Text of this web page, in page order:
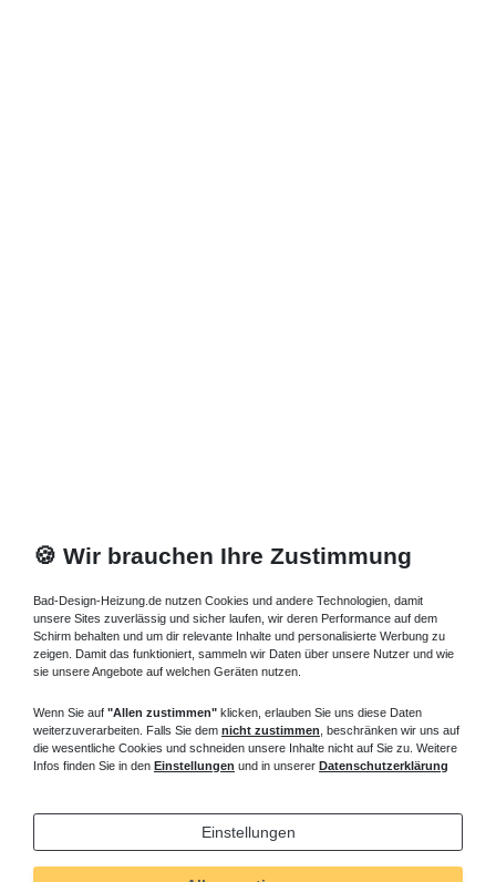
🍪 Wir brauchen Ihre Zustimmung
Bad-Design-Heizung.de nutzen Cookies und andere Technologien, damit
unsere Sites zuverlässig und sicher laufen, wir deren Performance auf dem
Schirm behalten und um dir relevante Inhalte und personalisierte Werbung zu
zeigen. Damit das funktioniert, sammeln wir Daten über unsere Nutzer und wie
sie unsere Angebote auf welchen Geräten nutzen.
Wenn Sie auf "Allen zustimmen" klicken, erlauben Sie uns diese Daten
weiterzuverarbeiten. Falls Sie dem nicht zustimmen , beschränken wir uns auf
die wesentliche Cookies und schneiden unsere Inhalte nicht auf Sie zu. Weitere
Infos finden Sie in den Einstellungen und in unserer Datenschutzerklärung
Einstellungen